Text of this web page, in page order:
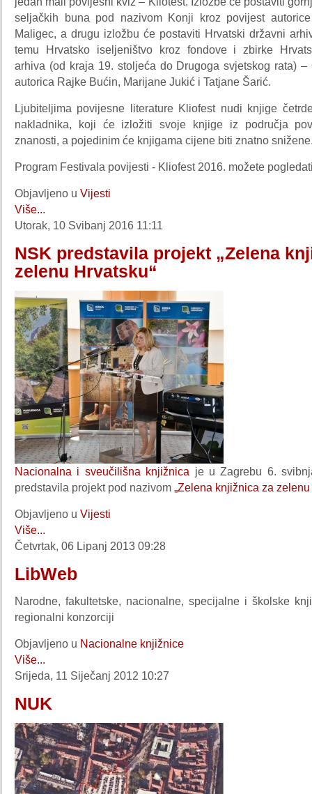
seljačkih buna pod nazivom Konji kroz povijest
Maligec, a drugu izložbu će postaviti Hrvatski državni
temu Hrvatsko iseljeništvo kroz fondove i zbirke
arhiva (od kraja 19. stoljeća do Drugoga svjetskog rata) –
autorica Rajke Bućin, Marijane Jukić i Tatjane Šarić.
Ljubiteljima povijesne literature Kliofest nudi knjige
nakladnika, koji će izložiti svoje knjige iz područja
znanosti, a pojedinim će knjigama cijene biti znatno
Program Festivala povijesti - Kliofest 2016. možete
Objavljeno u Vijesti
Više...
Utorak, 10 Svibanj 2016 11:11
NSK predstavila projekt „Zelena
zelenu Hrvatsku“
Nacionalna i sveučilišna knjižnica je u Zagrebu 6.
predstavila projekt pod nazivom „Zelena knjižnica za zelenu
Objavljeno u Vijesti
Više...
Četvrtak, 06 Lipanj 2013 09:28
LibWeb
Narodne, fakultetske, nacionalne, specijalne i školske
regionalni konzorciji
Objavljeno u Nacionalne knjižnice
Više...
Srijeda, 11 Siječanj 2012 10:27
NUK